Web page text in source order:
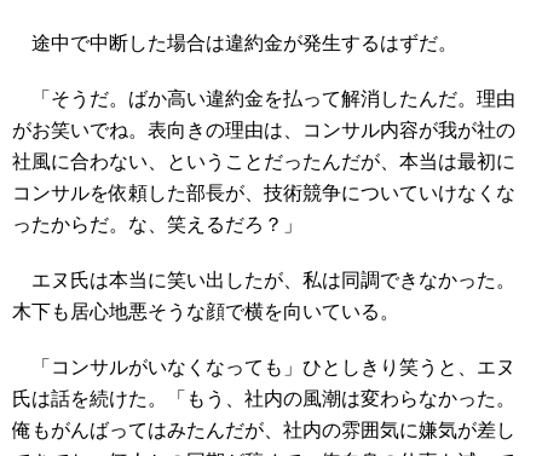
途中で中断した場合は違約金が発生するはずだ。
「そうだ。ばか高い違約金を払って解消したんだ。理由
がお笑いでね。表向きの理由は、コンサル内容が我が社の
社風に合わない、ということだったんだが、本当は最初に
コンサルを依頼した部長が、技術競争についていけなくな
ったからだ。な、笑えるだろ？」
エヌ氏は本当に笑い出したが、私は同調できなかった。
木下も居心地悪そうな顔で横を向いている。
「コンサルがいなくなっても」ひとしきり笑うと、エヌ
氏は話を続けた。「もう、社内の風潮は変わらなかった。
俺もがんばってはみたんだが、社内の雰囲気に嫌気が差し